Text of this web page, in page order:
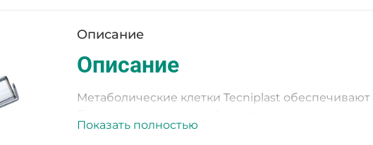
Описание
Описание
Метаболические клетки Tecniplast
спроектирована таким образом, чтобы свести к
Показать полностью